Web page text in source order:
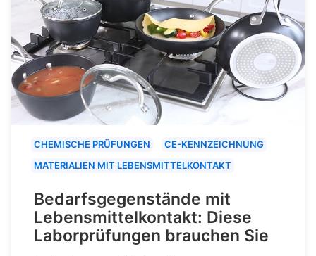
CHEMISCHE PRÜFUNGEN
CE-KENNZEICHNUNG
MATERIALIEN MIT LEBENSMITTELKONTAKT
Bedarfsgegenstände mit
Lebensmittelkontakt: Diese
Laborprüfungen brauchen Sie